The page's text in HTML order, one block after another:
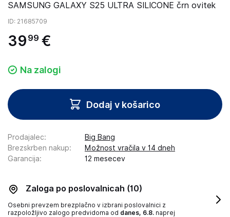
SAMSUNG GALAXY S25 ULTRA SILICONE črn ovitek
ID: 21685709
39 99 €
Na zalogi
Dodaj v košarico
Prodajalec:
Big Bang
Brezskrben nakup:
Možnost vračila v 14 dneh
Garancija: 12 mesecev
Zaloga po poslovalnicah (10)
Osebni prevzem brezplačno v izbrani poslovalnici z
razpoložljivo zalogo predvidoma od danes, 6.8. naprej